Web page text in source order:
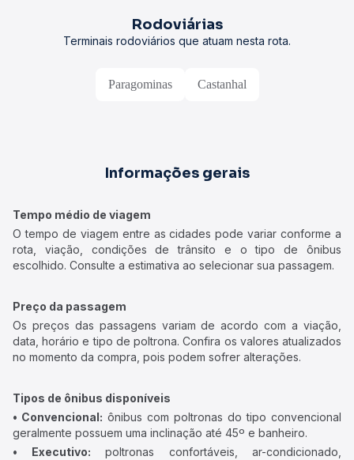
Rodoviárias
Terminais rodoviários que atuam nesta rota.
Paragominas Castanhal
Informações gerais
Tempo médio de viagem
O tempo de viagem entre as cidades pode variar conforme a
rota, viação, condições de trânsito e o tipo de ônibus
escolhido. Consulte a estimativa ao selecionar sua passagem.
Preço da passagem
Os preços das passagens variam de acordo com a viação,
data, horário e tipo de poltrona. Confira os valores atualizados
no momento da compra, pois podem sofrer alterações.
Tipos de ônibus disponíveis
• Convencional: ônibus com poltronas do tipo convencional
geralmente possuem uma inclinação até 45º e banheiro.
• Executivo: poltronas confortáveis, ar-condicionado,